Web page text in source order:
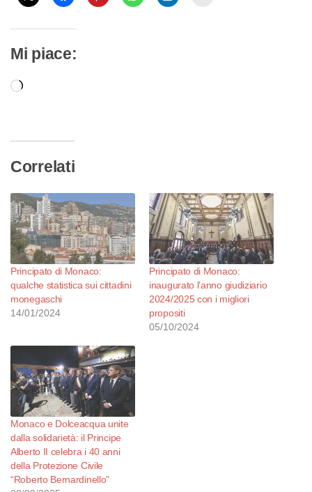
Mi piace:
Caricamento
Correlati
Principato di Monaco:
qualche statistica sui cittadini
monegaschi
14/01/2024
Principato di Monaco:
inaugurato l’anno giudiziario
2024/2025 con i migliori
propositi
05/10/2024
Monaco e Dolceacqua unite
dalla solidarietà: il Principe
Alberto II celebra i 40 anni
della Protezione Civile
“Roberto Bernardinello”